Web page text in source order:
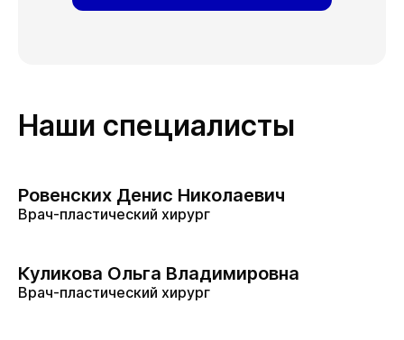
Наши специалисты
Ровенских Денис Николаевич
Врач-пластический хирург
Куликова Ольга Владимировна
Врач-пластический хирург